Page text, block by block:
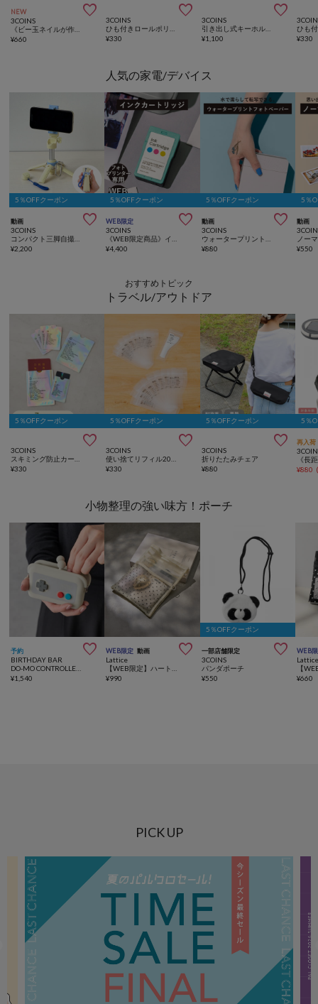
NEW 
3COINS
¥660

3COINS
¥330

3COINS
引き出し式キーホルダーケース／コレクション収納
¥1,100 ¥330
人気の家電/デバイス
5％OFFクーポン
動画 
3COINS
¥2,200
5％OFFクーポン
WEB限定 
3COINS
¥4,400
5％OFFクーポン
動画 
3COINS
¥880
5％
動画
¥550
おすすめトピック
トラベル/アウトドア
5％OFFクーポン

3COINS
¥330
5％OFFクーポン

3COINS
¥330
5％OFFクーポン

3COINS
折りたたみチェア
¥880
5％
再入荷
¥880
小物整理の強い味方！ポーチ
予約 
BIRTHDAY BAR
¥1,540
WEB限定 動画 
Lattice
¥990
5％OFFクーポン
一部店舗限定 
3COINS
パンダポーチ
¥550
WEB
¥660
PICK UP